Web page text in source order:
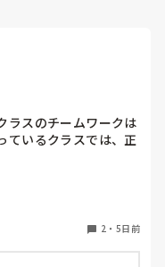
ラスのチームワークは
ているクラスでは、正
しています。ボス的な
来たら肩の力が抜け
2 ・ 5日前